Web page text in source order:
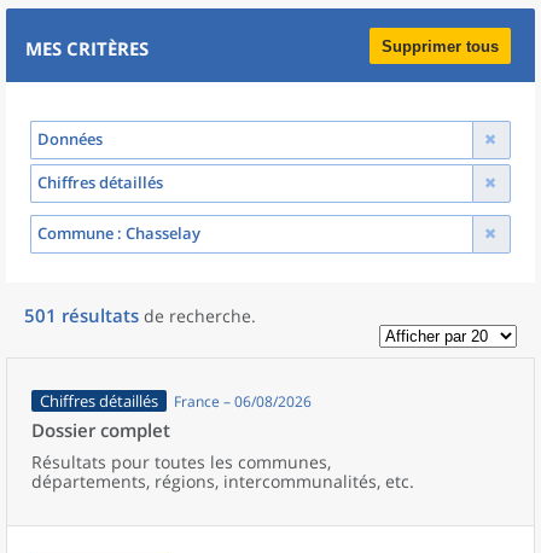
MES CRITÈRES Supprimer tous
Données
Chiffres détaillés
Commune : Chasselay
501 résultats de recherche.
Chiffres détaillés France – 06/08/2026
Dossier complet
Résultats pour toutes les communes,
départements, régions, intercommunalités, etc.